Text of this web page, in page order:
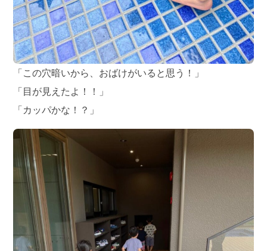
「この穴暗いから、おばけがいると思う！」
「目が見えたよ！！」
「カッパかな！？」